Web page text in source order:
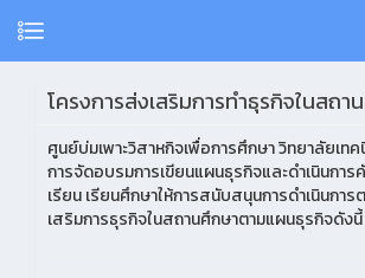
โครงการส่งเสริมการทำธุรกิจในสถา
ศูนย์บ่มเพาะวิสาหกิจเพื่อการศึกษา วิทยาลัยเท
การจัดอบรมการเขียนแผนธุรกิจและดำเนินกา
เรียน เรียนศึกษาให้การสนับสนุนการดำเนินการ
เสริมการธุรกิจในสถานศึกษาตามแผนธุรกิจดังนี้